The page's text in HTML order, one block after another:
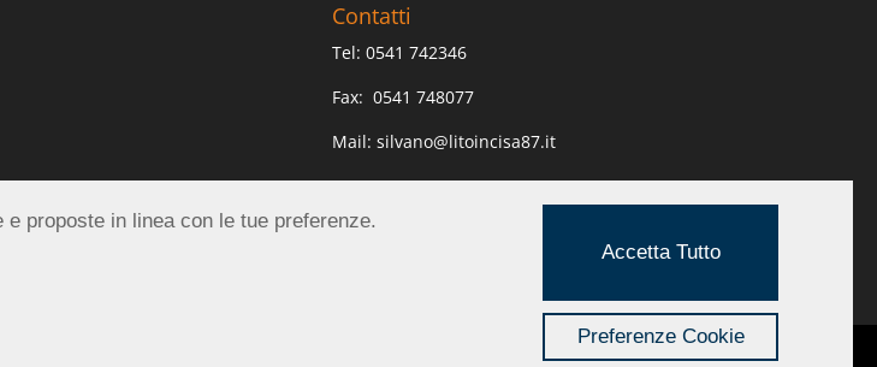
Contatti
Tel: 0541 742346
Fax: 0541 748077
Mail: silvano@litoincisa87.it
proposte in linea con le tue preferenze.
Accetta Tutto
Preferenze Cookie